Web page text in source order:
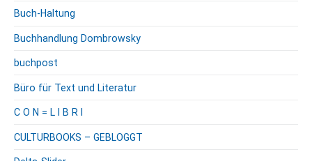
Buch-Haltung
Buchhandlung Dombrowsky
buchpost
Büro für Text und Literatur
C O N = L I B R I
CULTURBOOKS – GEBLOGGT